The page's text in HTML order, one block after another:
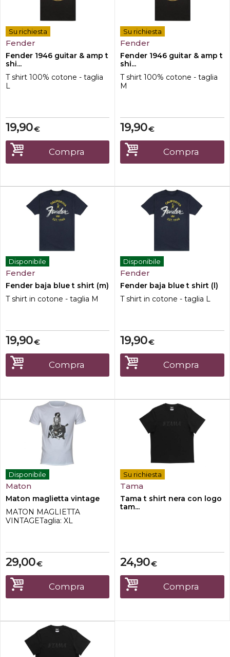
Su richiesta
Fender
Fender 1946 guitar & amp t
shi...
T shirt 100% cotone - taglia
L
€
19,90
Compra
Su richiesta
Fender
Fender 1946 guitar & amp t
shi...
T shirt 100% cotone - taglia
M
€
19,90
Compra
Disponibile
Fender
Fender baja blue t shirt (m)
T shirt in cotone - taglia M
€
19,90
Compra
Disponibile
Fender
Fender baja blue t shirt (l)
T shirt in cotone - taglia L
€
19,90
Compra
Disponibile
Maton
Maton maglietta vintage
MATON MAGLIETTA
VINTAGETaglia: XL
€
29,00
Compra
Su richiesta
Tama
Tama t shirt nera con logo
tam...
€
24,90
Compra